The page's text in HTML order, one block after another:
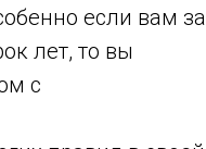
если вам за
лет, то вы
с